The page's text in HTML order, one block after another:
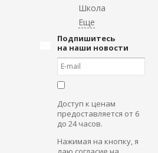
Школа
Подпишитесь
на наши новости
Доступ к ценам
предоставляется от 6
до 24 часов.
Нажимая на кнопку, я